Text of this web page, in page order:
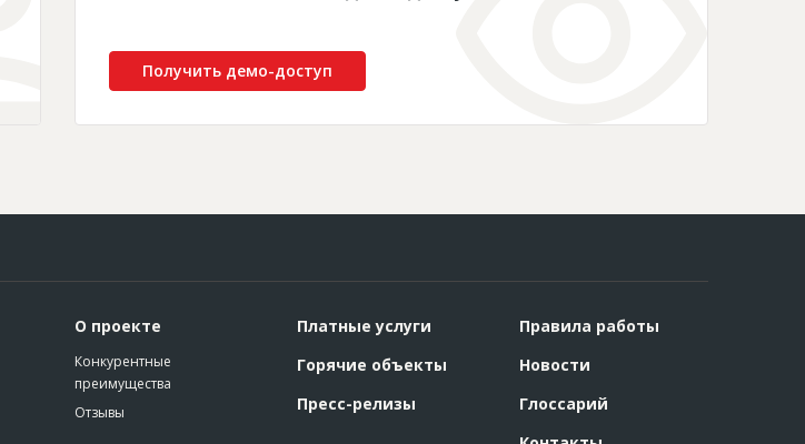
Получить демо-доступ
О проекте
Конкурентные
преимущества
Отзывы
Платные услуги
Горячие объекты
Пресс-релизы
Правила работы
Новости
Глоссарий